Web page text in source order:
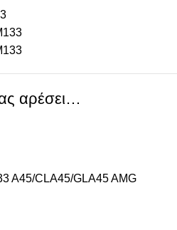
αρέσει…
A45/CLA45/GLA45 AMG